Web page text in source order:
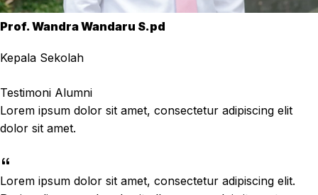
Prof. Wandra Wandaru S.pd
Kepala Sekolah
Testimoni Alumni
Lorem ipsum dolor sit amet, consectetur adipiscing elit
dolor sit amet.
Lorem ipsum dolor sit amet, consectetur adipiscing elit.